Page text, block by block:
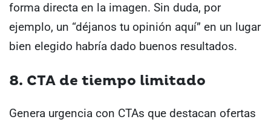
forma directa en la imagen. Sin duda, por
ejemplo, un “déjanos tu opinión aquí” en un lugar
bien elegido habría dado buenos resultados.
8. CTA de tiempo limitado
Genera urgencia con CTAs que destacan ofertas